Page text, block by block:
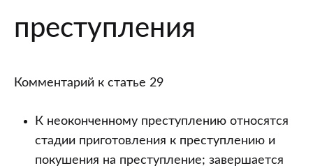
преступления”
Уголовного
Российской
преступления
Комментарий к статье 29
К неоконченному преступлению относятся
стадии приготовления к преступлению и
покушения на преступление; завершается